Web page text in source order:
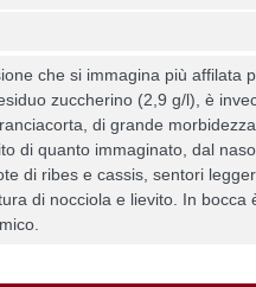
che si immagina più affilata
zuccherino (2,9 g/l), è
di grande
di quanto immaginato, dal
di ribes e cassis, sentori
di nocciola e lievito. In bocca